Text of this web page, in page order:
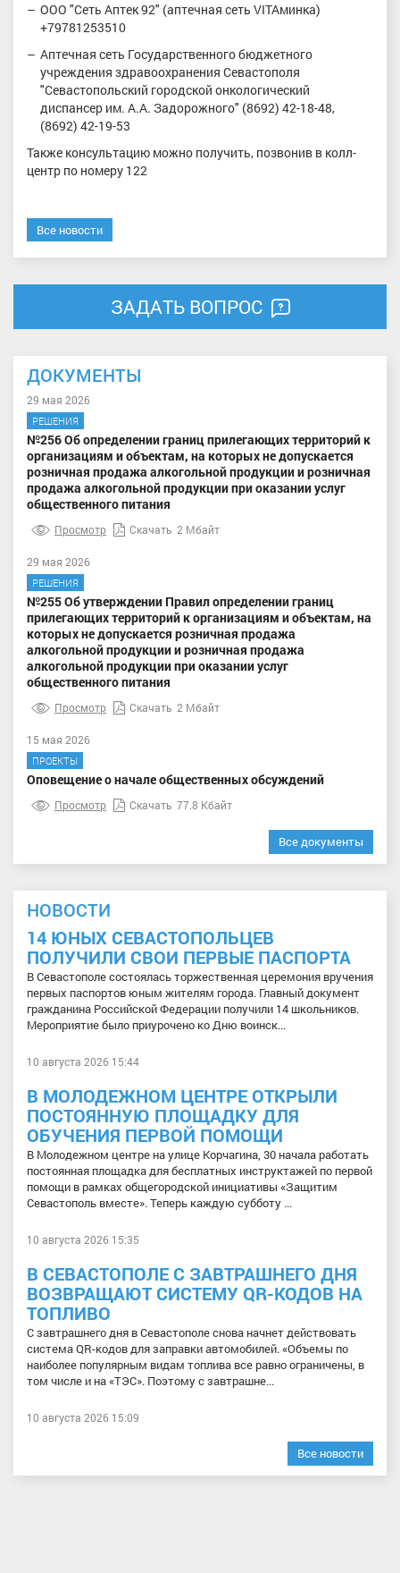
ООО "Сеть Аптек 92" (аптечная сеть VITAминка)
+79781253510
Аптечная сеть Государственного бюджетного
учреждения здравоохранения Севастополя
"Севастопольский городской онкологический
диспансер им. А.А. Задорожного" (8692) 42-18-48,
(8692) 42-19-53
Также консультацию можно получить, позвонив в колл-
центр по номеру 122
Все новости
ЗАДАТЬ ВОПРОС
ДОКУМЕНТЫ
29 мая 2026
РЕШЕНИЯ
№256 Об определении границ прилегающих территорий к
организациям и объектам, на которых не допускается
розничная продажа алкогольной продукции и розничная
продажа алкогольной продукции при оказании услуг
общественного питания
Просмотр Скачать 2 Мбайт
29 мая 2026
РЕШЕНИЯ
№255 Об утверждении Правил определении границ
прилегающих территорий к организациям и объектам, на
которых не допускается розничная продажа
алкогольной продукции и розничная продажа
алкогольной продукции при оказании услуг
общественного питания
Просмотр Скачать 2 Мбайт
15 мая 2026
ПРОЕКТЫ
Оповещение о начале общественных обсуждений
Просмотр Скачать 77.8 Кбайт
Все документы
НОВОСТИ
14 ЮНЫХ СЕВАСТОПОЛЬЦЕВ
ПОЛУЧИЛИ СВОИ ПЕРВЫЕ ПАСПОРТА
В Севастополе состоялась торжественная церемония вручения
первых паспортов юным жителям города. Главный документ
гражданина Российской Федерации получили 14 школьников.
Мероприятие было приурочено ко Дню воинск...
10 августа 2026 15:44
В МОЛОДЕЖНОМ ЦЕНТРЕ ОТКРЫЛИ
ПОСТОЯННУЮ ПЛОЩАДКУ ДЛЯ
ОБУЧЕНИЯ ПЕРВОЙ ПОМОЩИ
В Молодежном центре на улице Корчагина, 30 начала работать
постоянная площадка для бесплатных инструктажей по первой
помощи в рамках общегородской инициативы «Защитим
Севастополь вместе». Теперь каждую субботу ...
10 августа 2026 15:35
В СЕВАСТОПОЛЕ С ЗАВТРАШНЕГО ДНЯ
ВОЗВРАЩАЮТ СИСТЕМУ QR-КОДОВ НА
ТОПЛИВО
С завтрашнего дня в Севастополе снова начнет действовать
система QR-кодов для заправки автомобилей. «Объемы по
наиболее популярным видам топлива все равно ограничены, в
том числе и на «ТЭС». Поэтому с завтрашне...
10 августа 2026 15:09
Все новости